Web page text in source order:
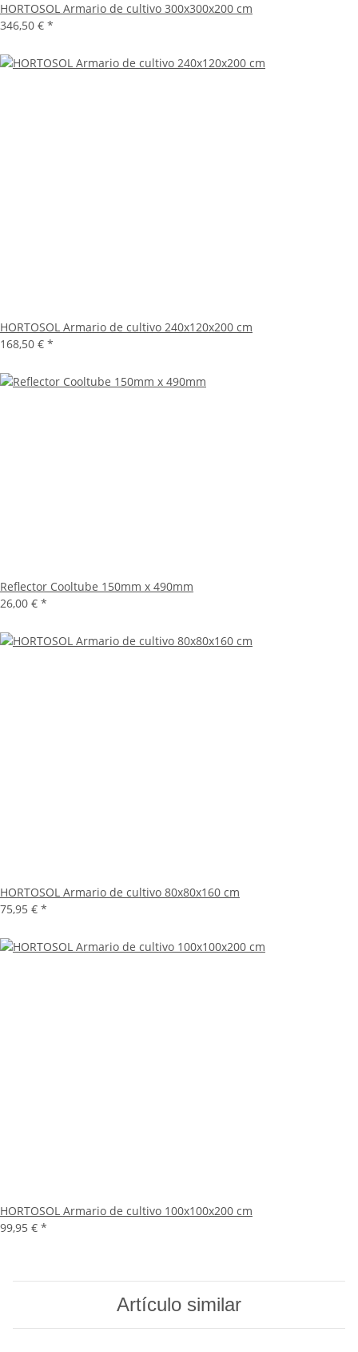
HORTOSOL Armario de cultivo 300x300x200 cm
346,50 € *
HORTOSOL Armario de cultivo 240x120x200 cm
168,50 € *
Reflector Cooltube 150mm x 490mm
26,00 € *
HORTOSOL Armario de cultivo 80x80x160 cm
75,95 € *
HORTOSOL Armario de cultivo 100x100x200 cm
99,95 € *
Artículo similar